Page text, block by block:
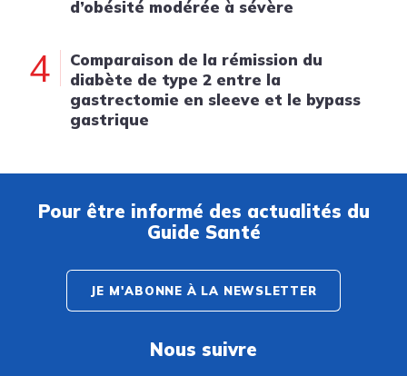
d’obésité modérée à sévère
4
Comparaison de la rémission du
diabète de type 2 entre la
gastrectomie en sleeve et le bypass
gastrique
Pour être informé des actualités du
Guide Santé
JE M'ABONNE À LA NEWSLETTER
Nous suivre